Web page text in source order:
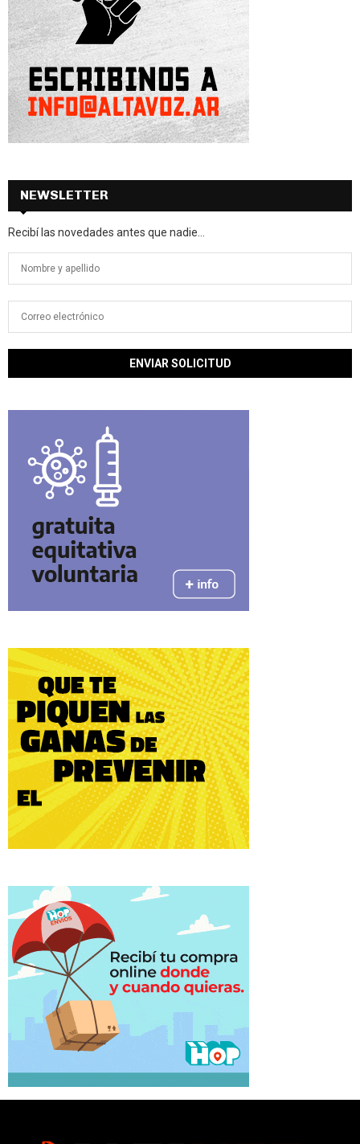
NEWSLETTER
Recibí las novedades antes que nadie...